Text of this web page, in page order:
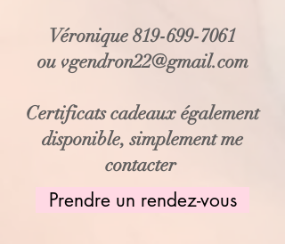
Véronique819-699-7061
ou vgendron22@gmail.com
Certificats cadeaux également
disponible, simplement me
contacter
Prendre un rendez-vous